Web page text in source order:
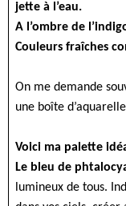
jette à l’eau.
A l’ombre de
Couleurs fraîches
On me demande
une boîte
Voici ma palette
Le bleu de
lumineux de tous.